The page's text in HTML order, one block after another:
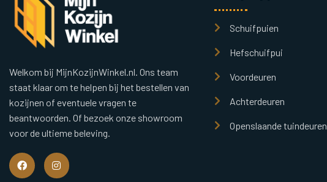
Welkom bij MijnKozijnWinkel.nl. Ons team
staat klaar om te helpen bij het bestellen van
kozijnen of eventuele vragen te
beantwoorden. Of bezoek onze showroom
voor de ultieme beleving.
Schuifpuien
Hefschuifpui
Voordeuren
Achterdeuren
Openslaande tuindeuren